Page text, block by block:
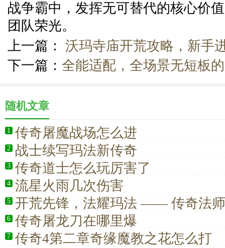
战争霸中，发挥无可替代的核心价
团队荣光。
上一篇：
沃玛寺庙开荒攻略，新手
下一篇： 全能适配，全场景无短板
随机文章
1 传奇屠魔战场怎么进
2 战士续写玛法新传奇
3 传奇道士怎么玩厉害了
4 流星火雨几次伤害
5
开荒先锋，法耀玛法 —— 传奇法
的效率之王
6 传奇屠龙刀在哪里爆
7 传奇4第二章奇缘魔教之花怎么打